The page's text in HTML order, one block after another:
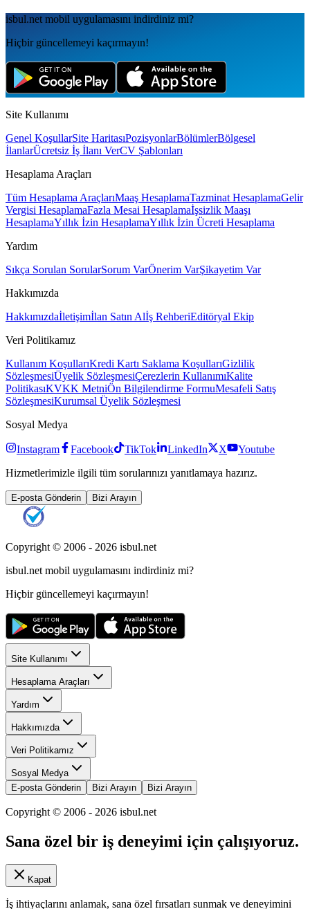
isbul.net mobil uygulamаsını indirdiniz mi?
Hiçbir güncellemeyi kaçırmayın!
Site Kullanımı
Genel KoşullarSite HaritasıPozisyonlarBölümlerBölgesel
İlanlarÜcretsiz İş İlanı VerCV Şablonları
Hesaplama Araçları
Tüm Hesaplama AraçlarıMaaş HesaplamaTazminat HesaplamaGelir
Vergisi HesaplamaFazla Mesai Hesaplamaİşsizlik Maaşı
HesaplamaYıllık İzin HesaplamaYıllık İzin Ücreti Hesaplama
Yardım
Sıkça Sorulan SorularSorum VarÖnerim VarŞikayetim Var
Hakkımızda
Hakkımızdaİletişimİlan Satın Alİş RehberiEditöryal Ekip
Veri Politikamız
Kullanım KoşullarıKredi Kartı Saklama KoşullarıGizlilik
SözleşmesiÜyelik SözleşmesiÇerezlerin KullanımıKalite
PolitikasıKVKK MetniÖn Bilgilendirme FormuMesafeli Satış
SözleşmesiKurumsal Üyelik Sözleşmesi
Sosyal Medya
Instagram Facebook TikTok LinkedIn X
Youtube
Hizmetlerimizle ilgili tüm sorularınızı yanıtlamaya hazırız.
E-posta Gönderin Bizi Arayın
Copyright © 2006 - 2026 isbul.net
isbul.net mobil uygulamasını indirdiniz mi?
Hiçbir güncellemeyi kaçırmayın!
Site Kullanımı
Hesaplama Araçları
Yardım
Hakkımızda
Veri Politikamız
Sosyal Medya
E-posta Gönderin
Bizi Arayın Bizi Arayın
Copyright © 2006 - 2026 isbul.net
Sana özel bir iş deneyimi için çalışıyoruz.
Kapat
İş ihtiyaçlarını anlamak, sana özel fırsatları sunmak ve deneyimini